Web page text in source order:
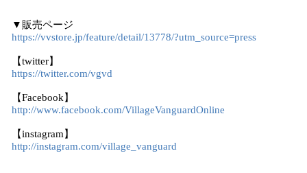
▼販売ページ
https://vvstore.jp/feature/detail/13778/?utm_source=press
【twitter】
https://twitter.com/vgvd
【Facebook】
http://www.facebook.com/VillageVanguardOnline
【instagram】
http://instagram.com/village_vanguard